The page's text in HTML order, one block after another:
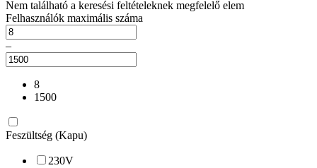
Nem található a keresési feltételeknek megfelelő elem
Felhasználók maximális száma
–
8
1500
Feszültség (Kapu)
230V